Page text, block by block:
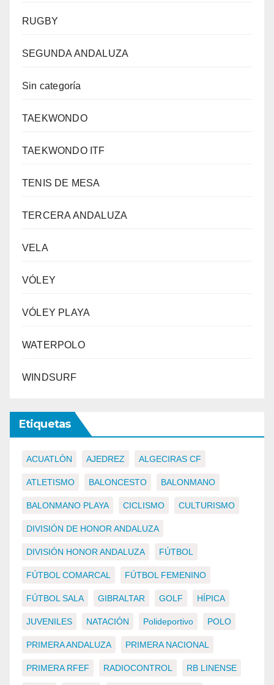
RUGBY
SEGUNDA ANDALUZA
Sin categoría
TAEKWONDO
TAEKWONDO ITF
TENIS DE MESA
TERCERA ANDALUZA
VELA
VÓLEY
VÓLEY PLAYA
WATERPOLO
WINDSURF
Etiquetas
ACUATLÓN AJEDREZ ALGECIRAS CF
ATLETISMO BALONCESTO BALONMANO
BALONMANO PLAYA CICLISMO CULTURISMO
DIVISIÓN DE HONOR ANDALUZA
DIVISIÓN HONOR ANDALUZA FÚTBOL
FÚTBOL COMARCAL FÚTBOL FEMENINO
FÚTBOL SALA GIBRALTAR GOLF HÍPICA
JUVENILES NATACIÓN Polideportivo POLO
PRIMERA ANDALUZA PRIMERA NACIONAL
PRIMERA RFEF RADIOCONTROL RB LINENSE